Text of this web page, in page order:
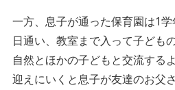
一方、息子が通った保育園は1
日通い、教室まで入って子ども
自然とほかの子どもと交流する
迎えにいくと息子が友達のお父